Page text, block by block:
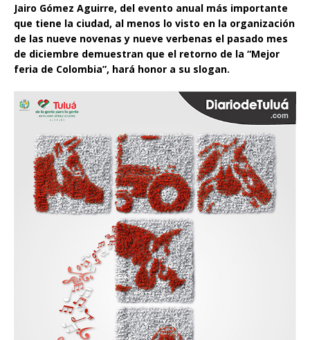
Jairo Gómez Aguirre, del evento anual más importante
que tiene la ciudad, al menos lo visto en la organización
de las nueve novenas y nueve verbenas el pasado mes
de diciembre demuestran que el retorno de la “Mejor
feria de Colombia”, hará honor a su slogan.